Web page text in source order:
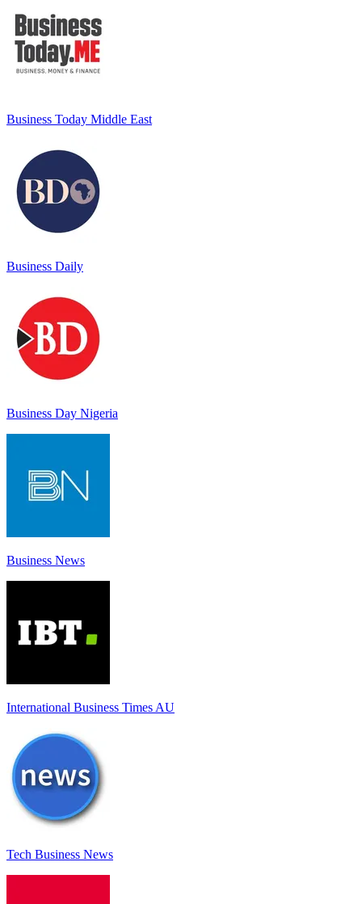
Business Today Middle East
Business Daily
Business Day Nigeria
Business News
International Business Times AU
Tech Business News